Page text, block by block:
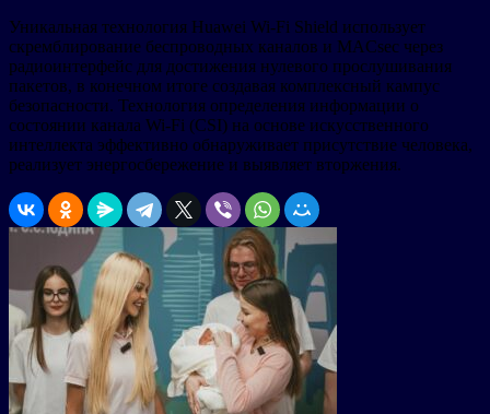
Уникальная технология Huawei Wi-Fi Shield использует
скремблирование беспроводных каналов и MACsec через
радиоинтерфейс для достижения нулевого прослушивания
пакетов, в конечном итоге создавая комплексный кампус
безопасности. Технология определения информации о
состоянии канала Wi-Fi (CSI) на основе искусственного
интеллекта эффективно обнаруживает присутствие человека,
реализует энергосбережение и выявляет вторжения.